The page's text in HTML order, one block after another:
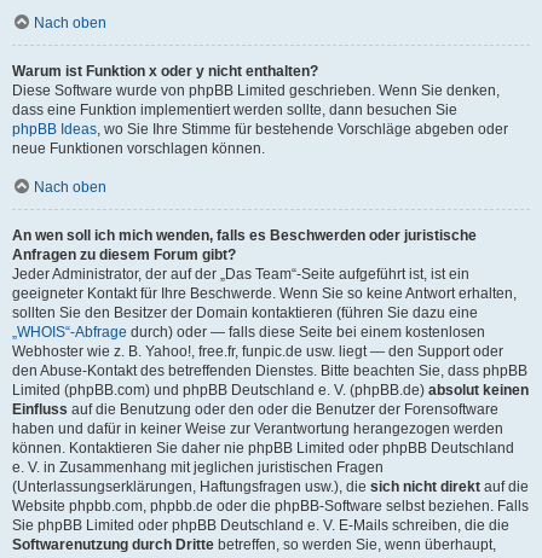
Nach oben
Warum ist Funktion x oder y nicht enthalten?
Diese Software wurde von phpBB Limited geschrieben. Wenn Sie denken,
dass eine Funktion implementiert werden sollte, dann besuchen Sie
phpBB Ideas, wo Sie Ihre Stimme für bestehende Vorschläge abgeben oder
neue Funktionen vorschlagen können.
Nach oben
An wen soll ich mich wenden, falls es Beschwerden oder juristische
Anfragen zu diesem Forum gibt?
Jeder Administrator, der auf der „Das Team“-Seite aufgeführt ist, ist ein
geeigneter Kontakt für Ihre Beschwerde. Wenn Sie so keine Antwort erhalten,
sollten Sie den Besitzer der Domain kontaktieren (führen Sie dazu eine
„WHOIS“-Abfrage durch) oder — falls diese Seite bei einem kostenlosen
Webhoster wie z. B. Yahoo!, free.fr, funpic.de usw. liegt — den Support oder
den Abuse-Kontakt des betreffenden Dienstes. Bitte beachten Sie, dass phpBB
Limited (phpBB.com) und phpBB Deutschland e. V. (phpBB.de) absolut keinen
Einfluss auf die Benutzung oder den oder die Benutzer der Forensoftware
haben und dafür in keiner Weise zur Verantwortung herangezogen werden
können. Kontaktieren Sie daher nie phpBB Limited oder phpBB Deutschland
e. V. in Zusammenhang mit jeglichen juristischen Fragen
(Unterlassungserklärungen, Haftungsfragen usw.), die sich nicht direkt auf die
Website phpbb.com, phpbb.de oder die phpBB-Software selbst beziehen. Falls
Sie phpBB Limited oder phpBB Deutschland e. V. E-Mails schreiben, die die
Softwarenutzung durch Dritte betreffen, so werden Sie, wenn überhaupt,